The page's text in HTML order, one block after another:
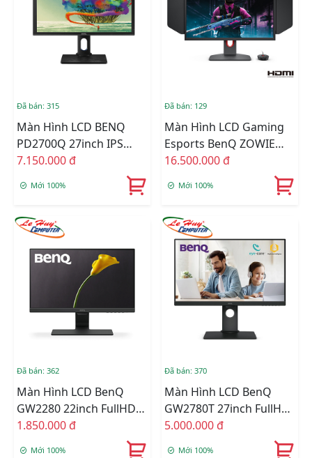
Đã bán: 315
Màn Hình LCD BENQ
PD2700Q 27inch IPS
QHD 60HZ 4MS Loa
7.150.000 đ
Mới 100%
Đã bán: 129
Màn Hình LCD Gaming
Esports BenQ ZOWIE
XL2566K 24.5inch FullHD
16.500.000 đ
Mới 100%
Đã bán: 362
Màn Hình LCD BenQ
GW2280 22inch FullHD
60Hz 5ms VA Loa
1.850.000 đ
Mới 100%
Đã bán: 370
Màn Hình LCD BenQ
GW2780T 27inch FullHD
60Hz 5ms IPS Loa
5.000.000 đ
Mới 100%